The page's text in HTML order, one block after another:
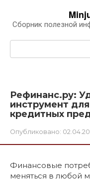
контенту
Сборник полезной
Рефинанс.ру:
инструмент
кредитных
Опубликовано:
Финансовые
меняться в любой